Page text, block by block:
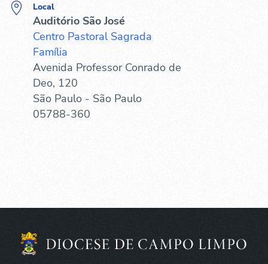
Local
Auditório São José
Centro Pastoral Sagrada
Família
Avenida Professor Conrado de
Deo, 120
São Paulo - São Paulo
05788-360